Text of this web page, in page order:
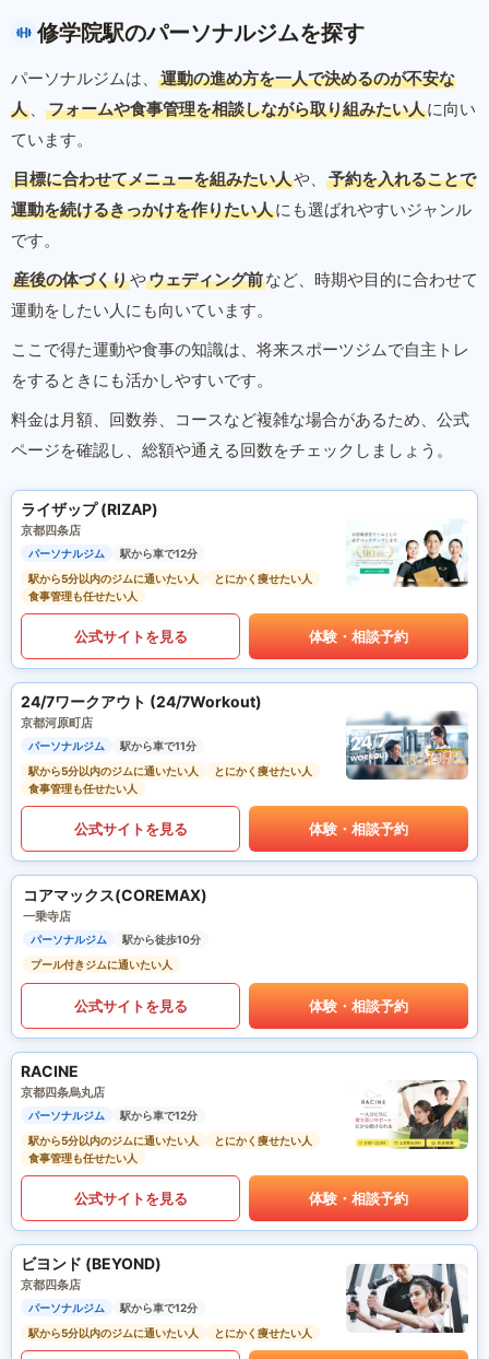
修学院駅のパーソナルジムを探す
パーソナルジムは、
運動の進め方を一人で決めるのが不安な
人 、 フォームや食事管理を相談しながら取り組みたい人に向い
ています。
目標に合わせてメニューを組みたい人や、
予約を入れることで
運動を続けるきっかけを作りたい人にも選ばれやすいジャンル
です。
産後の体づくりやウェディング前など、時期や目的に合わせて
運動をしたい人にも向いています。
ここで得た運動や食事の知識は、将来スポーツジムで自主トレ
をするときにも活かしやすいです。
料金は月額、回数券、コースなど複雑な場合があるため、公式
ページを確認し、総額や通える回数をチェックしましょう。
ライザップ (RIZAP)
京都四条店
パーソナルジム
駅から車で12分
駅から5分以内のジムに通いたい人
とにかく痩せたい人
食事管理も任せたい人
公式サイトを見る 体験・相談予約
24/7ワークアウト (24/7Workout)
京都河原町店
パーソナルジム
駅から車で11分
駅から5分以内のジムに通いたい人
とにかく痩せたい人
食事管理も任せたい人
公式サイトを見る 体験・相談予約
コアマックス(COREMAX)
一乗寺店
パーソナルジム
駅から徒歩10分
プール付きジムに通いたい人
公式サイトを見る 体験・相談予約
RACINE
京都四条烏丸店
パーソナルジム
駅から車で12分
駅から5分以内のジムに通いたい人
とにかく痩せたい人
食事管理も任せたい人
公式サイトを見る 体験・相談予約
ビヨンド (BEYOND)
京都四条店
パーソナルジム
駅から車で12分
駅から5分以内のジムに通いたい人
とにかく痩せたい人